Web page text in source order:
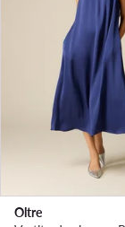
Oltre